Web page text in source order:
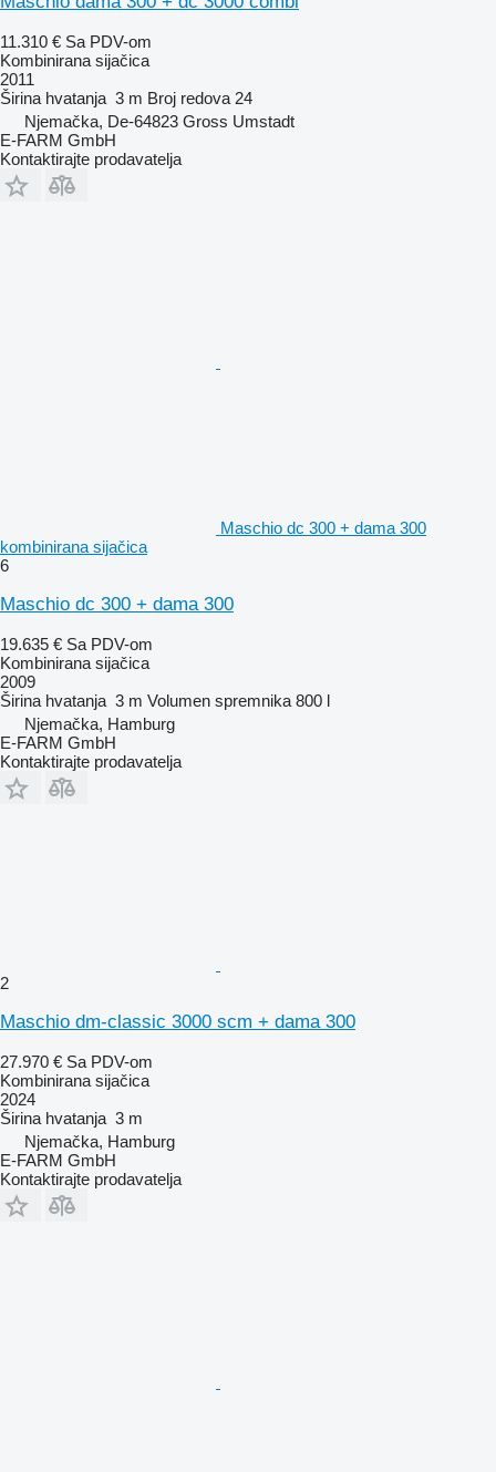
11.310 € Sa PDV-om
Kombinirana sijačica
2011
Širina hvatanja 3 m Broj redova 24
Njemačka, De-64823 Gross Umstadt
E-FARM GmbH
Kontaktirajte prodavatelja
Maschio dc 300 + dama 300
kombinirana sijačica
6
Maschio dc 300 + dama 300
19.635 € Sa PDV-om
Kombinirana sijačica
2009
Širina hvatanja 3 m Volumen spremnika 800 l
Njemačka, Hamburg
E-FARM GmbH
Kontaktirajte prodavatelja
2
Maschio dm-classic 3000 scm + dama 300
27.970 € Sa PDV-om
Kombinirana sijačica
2024
Širina hvatanja 3 m
Njemačka, Hamburg
E-FARM GmbH
Kontaktirajte prodavatelja